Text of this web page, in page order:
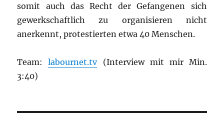
somit auch das Recht der Gefangenen sich
gewerkschaftlich zu organisieren nicht
anerkennt, protestierten etwa 40 Menschen.
Team:labournet.tv(Interview mit mir Min.
3:40)